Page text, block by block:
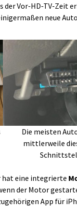
der Vor-HD-TV-Zeit
neue
Die meisten
mittlerweile
hat eine integrierte
der Motor
App für